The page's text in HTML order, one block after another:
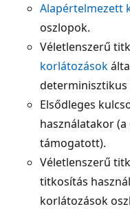
Alapértelmezett
oszlopok.
Véletlenszerű
korlátozások
Elsődleges
használatakor
támogatott).
Véletlenszerű
titkosítás
korlátozások